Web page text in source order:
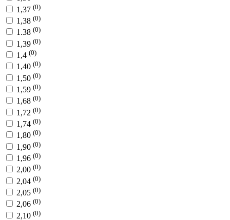
1,37 (0)
1,38 (0)
1.38 (0)
1,39 (0)
1,4 (0)
1,40 (0)
1,50 (0)
1,59 (0)
1,68 (0)
1,72 (0)
1,74 (0)
1,80 (0)
1,90 (0)
1,96 (0)
2,00 (0)
2,04 (0)
2,05 (0)
2,06 (0)
2,10 (0)